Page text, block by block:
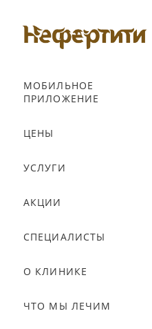
МОБИЛЬНОЕ
ПРИЛОЖЕНИЕ
ЦЕНЫ
УСЛУГИ
АКЦИИ
СПЕЦИАЛИСТЫ
О КЛИНИКЕ
ЧТО МЫ ЛЕЧИМ